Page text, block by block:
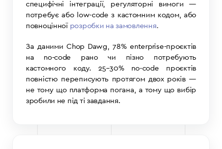
специфічні інтеграції, регуляторні вимоги —
потребує або low-code з кастомним кодом, або
повноцінної розробки на замовлення.
За даними Chop Dawg, 78% enterprise-проєктів
на no-code рано чи пізно потребують
кастомного коду. 25–30% no-code проєктів
повністю переписують протягом двох років —
не тому що платформа погана, а тому що вибір
зробили не під ті завдання.